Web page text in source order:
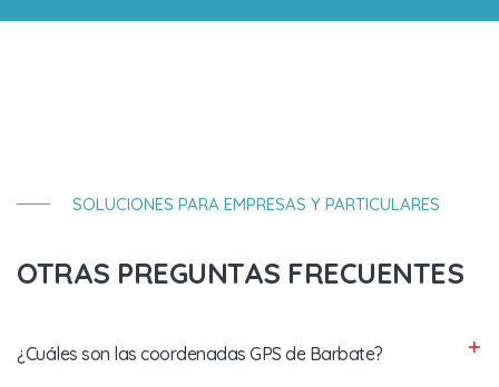
SOLUCIONES PARA EMPRESAS Y PARTICULARES
OTRAS PREGUNTAS FRECUENTES
¿Cuáles son las coordenadas GPS de Barbate?